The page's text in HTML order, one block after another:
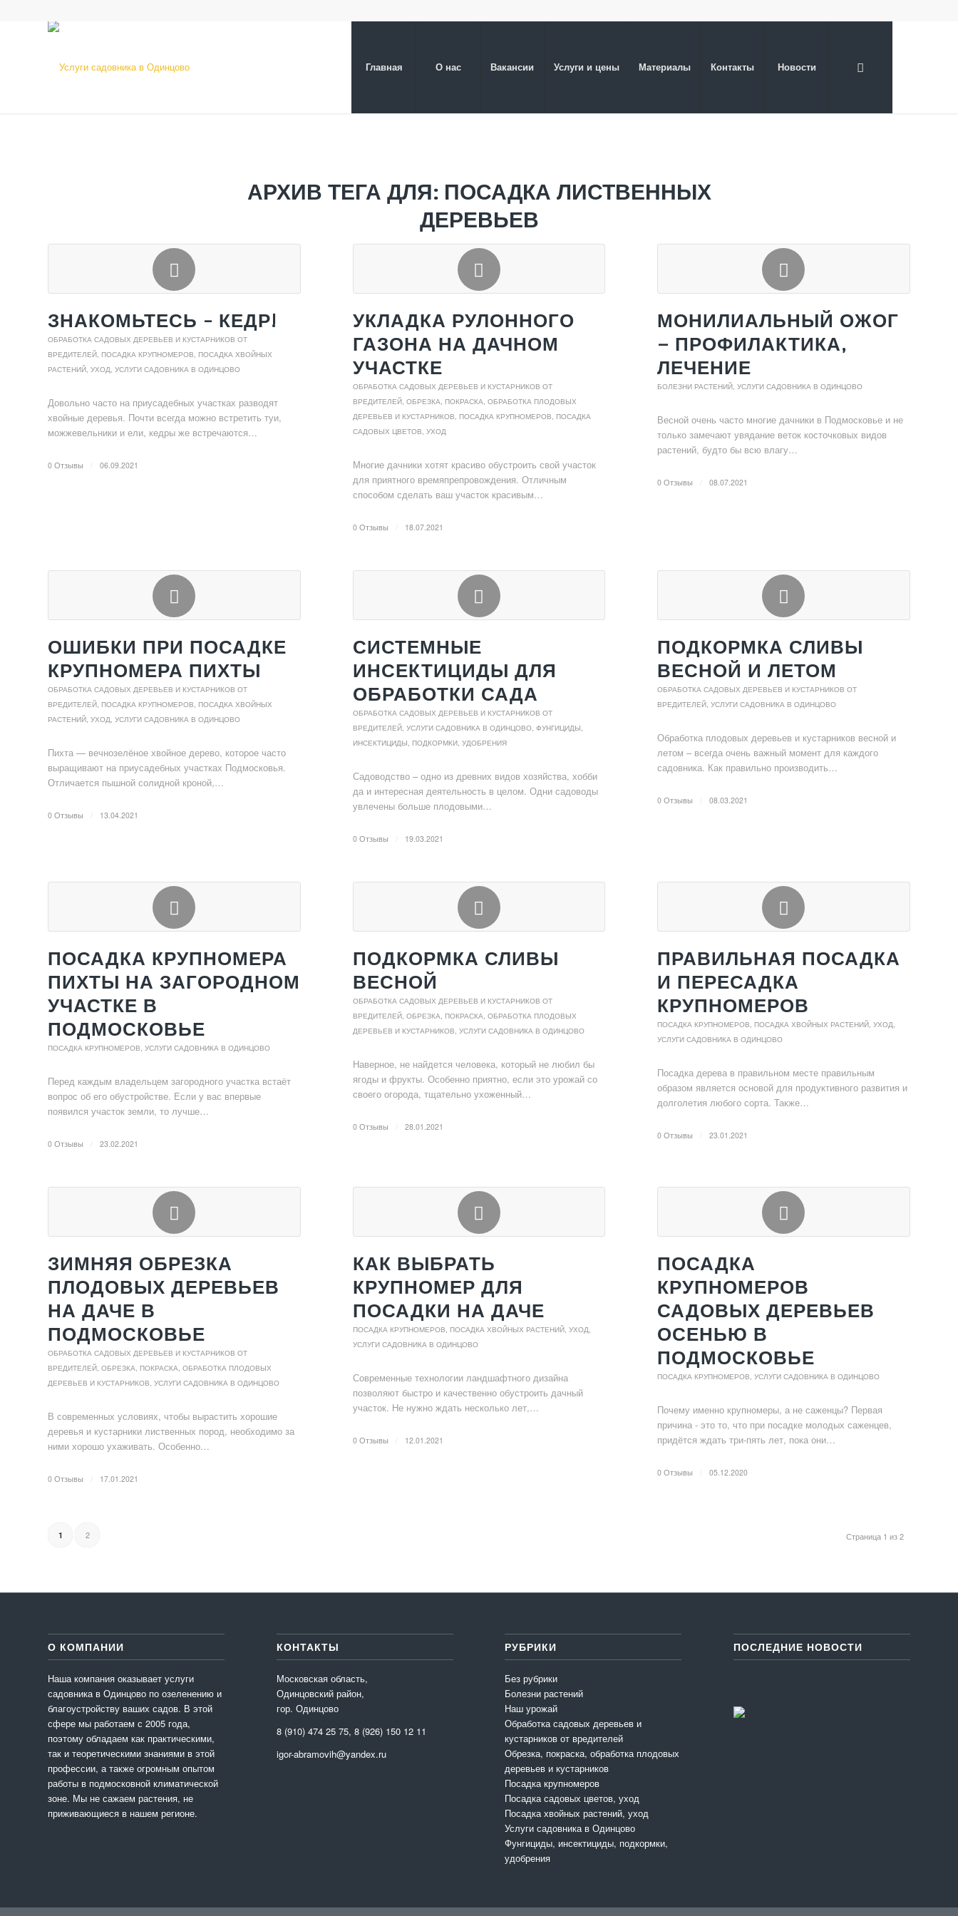
Главная О нас Вакансии Услуги и цены Материалы Контакты Новости
АРХИВ ТЕГА ДЛЯ: ПОСАДКА ЛИСТВЕННЫХ
ДЕРЕВЬЕВ
ЗНАКОМЬТЕСЬ – КЕДР!
ОБРАБОТКА САДОВЫХ ДЕРЕВЬЕВ И КУСТАРНИКОВ ОТ
ВРЕДИТЕЛЕЙ ПОСАДКА КРУПНОМЕРОВ
ПОСАДКА ХВОЙНЫХ
РАСТЕНИЙ, УХОД УСЛУГИ САДОВНИКА В ОДИНЦОВО
Довольно часто на приусадебных участках разводят
хвойные деревья. Почти всегда можно встретить туи,
можжевельники и ели, кедры же встречаются…
0 Отзывы 06.09.2021
УКЛАДКА РУЛОННОГО
ГАЗОНА НА ДАЧНОМ
УЧАСТКЕ
ОБРАБОТКА САДОВЫХ ДЕРЕВЬЕВ И КУСТАРНИКОВ ОТ
ВРЕДИТЕЛЕЙ, ОБРЕЗКА, ПОКРАСКА, ОБРАБОТКА ПЛОДОВЫХ
ДЕРЕВЬЕВ И КУСТАРНИКОВ
ПОСАДКА КРУПНОМЕРОВ
ПОСАДКА
САДОВЫХ ЦВЕТОВ, УХОД
Многие дачники хотят красиво обустроить свой участок
для приятного времяпрепровождения. Отличным
способом сделать ваш участок красивым…
0 Отзывы 18.07.2021
МОНИЛИАЛЬНЫЙ ОЖОГ
— ПРОФИЛАКТИКА,
ЛЕЧЕНИЕ
БОЛЕЗНИ РАСТЕНИЙ ,УСЛУГИ САДОВНИКА В ОДИНЦОВО
Весной очень часто многие дачники в Подмосковье и не
только замечают увядание веток косточковых видов
растений, будто бы всю влагу…
0 Отзывы 08.07.2021
ОШИБКИ ПРИ ПОСАДКЕ
КРУПНОМЕРА ПИХТЫ
ОБРАБОТКА САДОВЫХ ДЕРЕВЬЕВ И КУСТАРНИКОВ ОТ
ВРЕДИТЕЛЕЙ ПОСАДКА КРУПНОМЕРОВ
ПОСАДКА ХВОЙНЫХ
РАСТЕНИЙ, УХОД УСЛУГИ САДОВНИКА В ОДИНЦОВО
Пихта — вечнозелёное хвойное дерево, которое часто
выращивают на приусадебных участках Подмосковья.
Отличается пышной солидной кроной,…
0 Отзывы 13.04.2021
СИСТЕМНЫЕ
ИНСЕКТИЦИДЫ ДЛЯ
ОБРАБОТКИ САДА
ОБРАБОТКА САДОВЫХ ДЕРЕВЬЕВ И КУСТАРНИКОВ ОТ
ВРЕДИТЕЛЕЙ, УСЛУГИ САДОВНИКА В ОДИНЦОВО, ФУНГИЦИДЫ,
ИНСЕКТИЦИДЫ, ПОДКОРМКИ, УДОБРЕНИЯ
Садоводство – одно из древних видов хозяйства, хобби
да и интересная деятельность в целом. Одни садоводы
увлечены больше плодовыми…
0 Отзывы 19.03.2021
ПОДКОРМКА СЛИВЫ
ВЕСНОЙ И ЛЕТОМ
ОБРАБОТКА САДОВЫХ ДЕРЕВЬЕВ И КУСТАРНИКОВ ОТ
ВРЕДИТЕЛЕЙ ,УСЛУГИ САДОВНИКА В ОДИНЦОВО
Обработка плодовых деревьев и кустарников весной и
летом – всегда очень важный момент для каждого
садовника. Как правильно производить…
0 Отзывы 08.03.2021
ПОСАДКА КРУПНОМЕРА
ПИХТЫ НА ЗАГОРОДНОМ
УЧАСТКЕ В
ПОДМОСКОВЬЕ
ПОСАДКА КРУПНОМЕРОВ УСЛУГИ САДОВНИКА В ОДИНЦОВО
Перед каждым владельцем загородного участка встаёт
вопрос об его обустройстве. Если у вас впервые
появился участок земли, то лучше…
0 Отзывы 23.02.2021
ПОДКОРМКА СЛИВЫ
ВЕСНОЙ
ОБРАБОТКА САДОВЫХ ДЕРЕВЬЕВ И КУСТАРНИКОВ ОТ
ВРЕДИТЕЛЕЙ, ОБРЕЗКА, ПОКРАСКА, ОБРАБОТКА ПЛОДОВЫХ
ДЕРЕВЬЕВ И КУСТАРНИКОВ УСЛУГИ САДОВНИКА В ОДИНЦОВО
Наверное, не найдется человека, который не любил бы
ягоды и фрукты. Особенно приятно, если это урожай со
своего огорода, тщательно ухоженный…
0 Отзывы 28.01.2021
ПРАВИЛЬНАЯ ПОСАДКА
И ПЕРЕСАДКА
КРУПНОМЕРОВ
ПОСАДКА КРУПНОМЕРОВ ПОСАДКА ХВОЙНЫХ РАСТЕНИЙ, УХОД
УСЛУГИ САДОВНИКА В ОДИНЦОВО
Посадка дерева в правильном месте правильным
образом является основой для продуктивного развития и
долголетия любого сорта. Также…
0 Отзывы 23.01.2021
ЗИМНЯЯ ОБРЕЗКА
ПЛОДОВЫХ ДЕРЕВЬЕВ
НА ДАЧЕ В
ПОДМОСКОВЬЕ
ОБРАБОТКА САДОВЫХ ДЕРЕВЬЕВ И КУСТАРНИКОВ ОТ
ВРЕДИТЕЛЕЙ ОБРЕЗКА, ПОКРАСКА, ОБРАБОТКА ПЛОДОВЫХ
ДЕРЕВЬЕВ И КУСТАРНИКОВ УСЛУГИ САДОВНИКА В ОДИНЦОВО
В современных условиях, чтобы вырастить хорошие
деревья и кустарники лиственных пород, необходимо за
ними хорошо ухаживать. Особенно…
0 Отзывы 17.01.2021
КАК ВЫБРАТЬ
КРУПНОМЕР ДЛЯ
ПОСАДКИ НА ДАЧЕ
ПОСАДКА КРУПНОМЕРОВ ПОСАДКА ХВОЙНЫХ РАСТЕНИЙ, УХОД
УСЛУГИ САДОВНИКА В ОДИНЦОВО
Современные технологии ландшафтного дизайна
позволяют быстро и качественно обустроить дачный
участок. Не нужно ждать несколько лет,…
0 Отзывы 12.01.2021
ПОСАДКА
КРУПНОМЕРОВ
САДОВЫХ ДЕРЕВЬЕВ
ОСЕНЬЮ В
ПОДМОСКОВЬЕ
ПОСАДКА КРУПНОМЕРОВ ,УСЛУГИ САДОВНИКА В ОДИНЦОВО
Почему именно крупномеры, а не саженцы? Первая
причина - это то, что при посадке молодых саженцев,
придётся ждать три-пять лет, пока они…
0 Отзывы 05.12.2020
Страница 1 из 2
1 2
О КОМПАНИИ
Наша компания оказывает услуги
садовника в Одинцово по озеленению и
благоустройству ваших садов. В этой
сфере мы работаем с 2005 года,
поэтому обладаем как практическими,
так и теоретическими знаниями в этой
профессии, а также огромным опытом
работы в подмосковной климатической
зоне. Мы не сажаем растения, не
приживающиеся в нашем регионе.
КОНТАКТЫ
Московская область,
Одинцовский район,
гор. Одинцово
8 (910) 474 25 75, 8 (926) 150 12 11
igor-abramovih@yandex.ru
РУБРИКИ
Без рубрики
Болезни растений
Наш урожай
Обработка садовых деревьев и
кустарников от вредителей
Обрезка, покраска, обработка плодовых
деревьев и кустарников
Посадка крупномеров
Посадка садовых цветов, уход
Посадка хвойных растений, уход
Услуги садовника в Одинцово
Фунгициды, инсектициды, подкормки,
удобрения
ПОСЛЕДНИЕ НОВОСТИ